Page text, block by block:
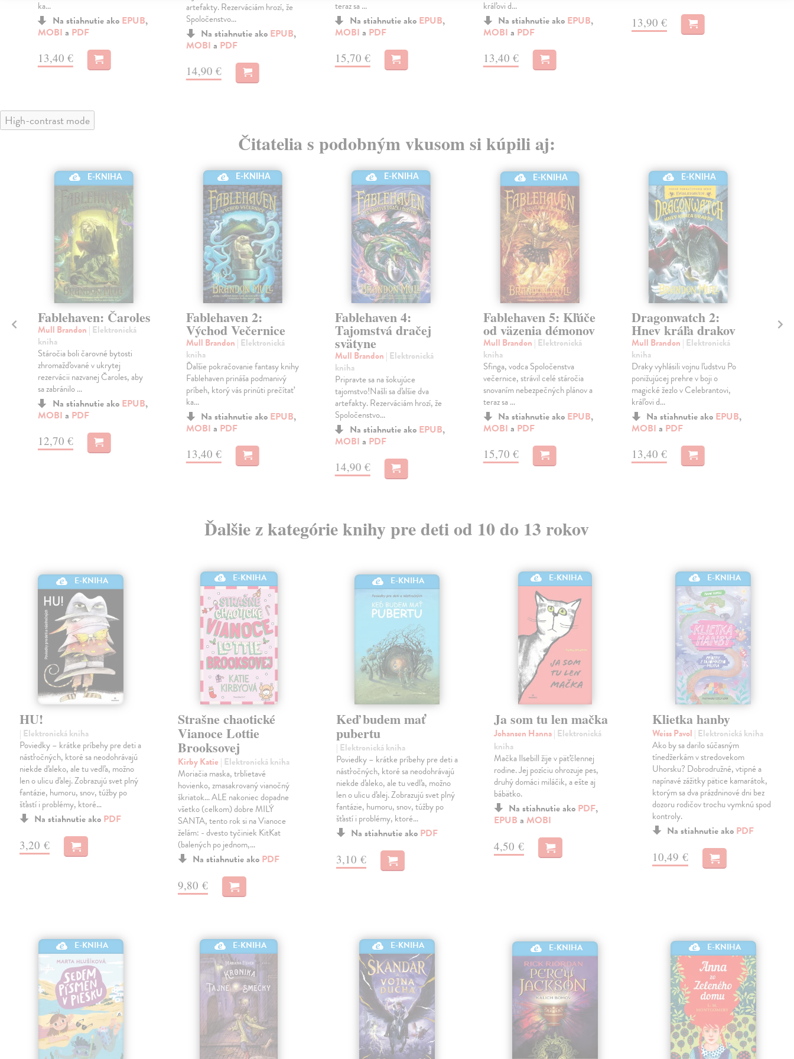
ka...
Na stiahnutie ako EPUB,
MOBI a PDF
13,40 €
artefakty. Rezerváciám hrozí, že
Spoločenstvo...
Na stiahnutie ako EPUB,
MOBI a PDF
14,90 €
teraz sa ...
Na stiahnutie ako EPUB,
MOBI a PDF
15,70 €
kráľovi d...
Na stiahnutie ako EPUB,
MOBI a PDF
13,40 €
13,90 €
High-contrast mode
Čitatelia s podobným vkusom si kúpili aj:
E-KNIHA
Fablehaven: Čaroles
Mull Brandon | Elektronická
kniha
Stáročia boli čarovné bytosti
zhromažďované v ukrytej
rezervácii nazvanej Čaroles, aby
sa zabránilo ...
Na stiahnutie ako EPUB,
MOBI a PDF
12,70 €
E-KNIHA
Fablehaven 2:
Východ Večernice
Mull Brandon | Elektronická
kniha
Ďalšie pokračovanie fantasy knihy
Fablehaven prináša podmanivý
príbeh, ktorý vás prinúti prečítať
ka...
Na stiahnutie ako EPUB,
MOBI a PDF
13,40 €
E-KNIHA
Fablehaven 4:
Tajomstvá dračej
svätyne
Mull Brandon | Elektronická
kniha
Pripravte sa na šokujúce
tajomstvo!Našli sa ďalšie dva
artefakty. Rezerváciám hrozí, že
Spoločenstvo...
Na stiahnutie ako EPUB,
MOBI a PDF
14,90 €
E-KNIHA
Fablehaven 5: Kľúče
od väzenia démonov
Mull Brandon | Elektronická
kniha
Sfinga, vodca Spoločenstva
večernice, strávil celé stáročia
snovaním nebezpečných plánov a
teraz sa ...
Na stiahnutie ako EPUB,
MOBI a PDF
15,70 €
E-KNIHA
Dragonwatch 2:
Hnev kráľa drakov
Mull Brandon | Elektronická
kniha
Draky vyhlásili vojnu ľudstvu Po
ponižujúcej prehre v boji o
magické žezlo v Celebrantovi,
kráľovi d...
Na stiahnutie ako EPUB,
MOBI a PDF
13,40 €
Ďalšie z kategórie knihy pre deti od 10 do 13 rokov
E-KNIHA
HU!
| Elektronická kniha
Poviedky – krátke príbehy pre deti a
násťročných, ktoré sa neodohrávajú
niekde ďaleko, ale tu vedľa, možno
len o ulicu ďalej. Zobrazujú svet plný
fantázie, humoru, snov, túžby po
šťastí i problémy, ktoré…
Na stiahnutie ako PDF
3,20 €
E-KNIHA
Strašne chaotické
Vianoce Lottie
Brooksovej
Kirby Katie | Elektronická kniha
Moriačia maska, trblietavé
hovienko, zmasakrovaný vianočný
škriatok... ALE nakoniec dopadne
všetko (celkom) dobre MILÝ
SANTA, tento rok si na Vianoce
želám: - dvesto tyčiniek KitKat
(balených po jednom,…
Na stiahnutie ako PDF
9,80 €
E-KNIHA
Keď budem mať
pubertu
| Elektronická kniha
Poviedky – krátke príbehy pre deti a
násťročných, ktoré sa neodohrávajú
niekde ďaleko, ale tu vedľa, možno
len o ulicu ďalej. Zobrazujú svet plný
fantázie, humoru, snov, túžby po
šťastí i problémy, ktoré…
Na stiahnutie ako PDF
3,10 €
E-KNIHA
Ja som tu len mačka
Johansen Hanna| Elektronická
kniha
Mačka Ilsebill žije v päťčlennej
rodine. Jej pozíciu ohrozuje pes,
druhý domáci miláčik, a ešte aj
bábätko.
Na stiahnutie ako PDF,
EPUB a MOBI
4,50 €
E-KNIHA
Klietka hanby
Weiss Pavol | Elektronická kniha
Ako by sa darilo súčasným
tínedžerkám v stredovekom
Uhorsku? Dobrodružné, vtipné a
napínavé zážitky pätice kamarátok,
ktorým sa dva prázdninové dni bez
dozoru rodičov trochu vymknú spod
kontroly.
Na stiahnutie ako PDF
10,49 €
E-KNIHA E-KNIHA E-KNIHA E-KNIHA E-KNIHA